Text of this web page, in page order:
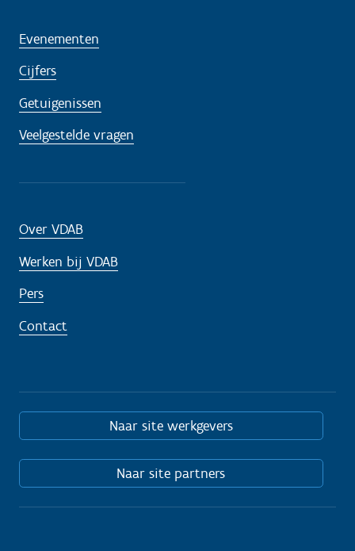
Evenementen
Cijfers
Getuigenissen
Veelgestelde vragen
Over VDAB
Werken bij VDAB
Pers
Contact
Naar site werkgevers
Naar site partners